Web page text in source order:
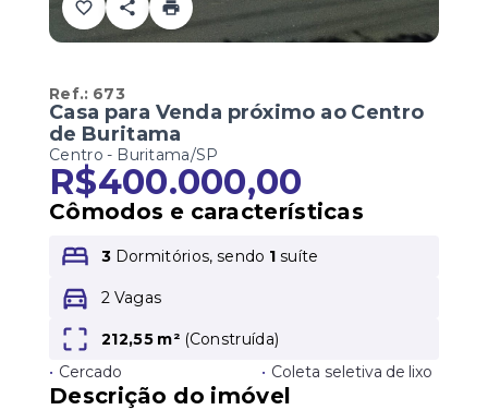
Ref.: 673
Casa para Venda próximo ao Centro
de Buritama
Centro - Buritama/SP
R$400.000,00
Cômodos e características
3 Dormitórios, sendo 1 suíte
2 Vagas
212,55 m² (Construída)
• Cercado • Coleta seletiva de lixo
Descrição do imóvel